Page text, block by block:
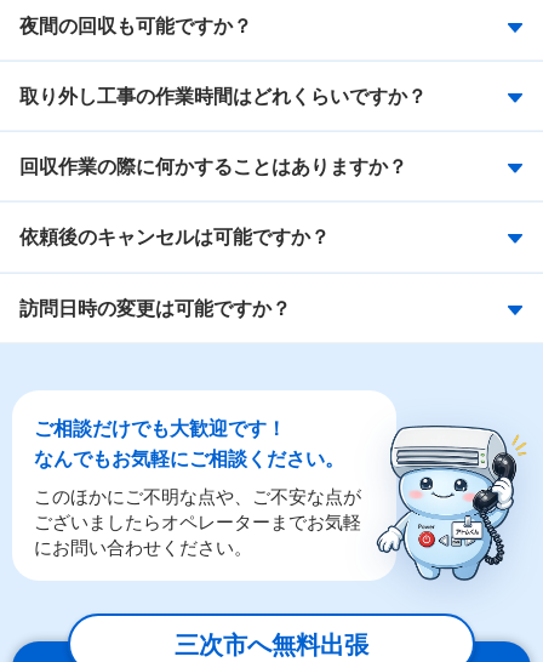
夜間の回収も可能ですか？
取り外し工事の作業時間はどれくらいですか？
回収作業の際に何かすることはありますか？
依頼後のキャンセルは可能ですか？
訪問日時の変更は可能ですか？
ご相談だけでも大歓迎です！
なんでもお気軽にご相談ください。
このほかにご不明な点や、ご不安な点が
ございましたらオペレーターまでお気軽
にお問い合わせください。
三次市へ無料出張